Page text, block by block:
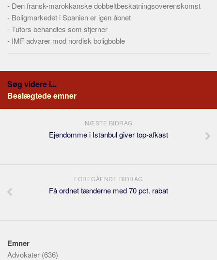
Om
Webstedet
Forhistorien
Tekstannoncer
Bannere
Hjælp
- Den fransk-marokkanske dobbeltbeskatningsoverenskomst
- Boligmarkedet i Spanien er igen åbnet
-Tutors behandles som stjerner
- IMF advarer mod nordisk boligboble
Søg videre i...
Beslægtede emner
NÆSTE BIDRAG
Ejendomme i Istanbul giver top-afkast
FOREGÅENDE BIDRAG
Få ordnet tænderne med 70 pct. rabat
Emner
Advokater (636)